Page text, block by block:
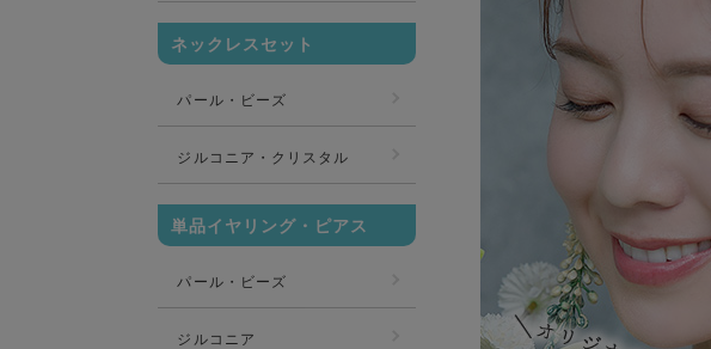
ネックレスセット
パール・ビーズ
ジルコニア・クリスタル
単品イヤリング・ピアス
パール・ビーズ
ジルコニア